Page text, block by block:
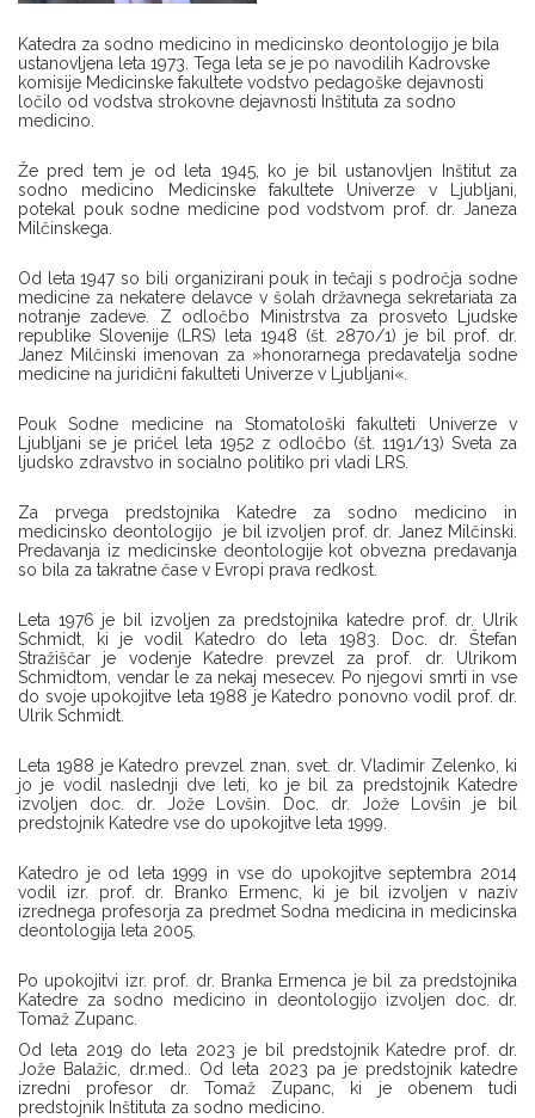
Katedra za sodno medicino in medicinsko deontologijo je bila
ustanovljena leta 1973. Tega leta se je po navodilih Kadrovske
komisije Medicinske fakultete vodstvo pedagoške dejavnosti
ločilo od vodstva strokovne dejavnosti Inštituta za sodno
medicino.
Že pred tem je od leta 1945, ko je bil ustanovljen Inštitut za
sodno medicino Medicinske fakultete Univerze v Ljubljani,
potekal pouk sodne medicine pod vodstvom prof. dr. Janeza
Milčinskega.
Od leta 1947 so bili organizirani pouk in tečaji s področja sodne
medicine za nekatere delavce v šolah državnega sekretariata za
notranje zadeve. Z odločbo Ministrstva za prosveto Ljudske
republike Slovenije (LRS) leta 1948 (št. 2870/1) je bil prof. dr.
Janez Milčinski imenovan za »honorarnega predavatelja sodne
medicine na juridični fakulteti Univerze v Ljubljani«.
Pouk Sodne medicine na Stomatološki fakulteti Univerze v
Ljubljani se je pričel leta 1952 z odločbo (št. 1191/13) Sveta za
ljudsko zdravstvo in socialno politiko pri vladi LRS.
Za prvega predstojnika Katedre za sodno medicino in
medicinsko deontologijo je bil izvoljen prof. dr. Janez Milčinski.
Predavanja iz medicinske deontologije kot obvezna predavanja
so bila za takratne čase v Evropi prava redkost.
Leta 1976 je bil izvoljen za predstojnika katedre prof. dr. Ulrik
Schmidt, ki je vodil Katedro do leta 1983. Doc. dr. Štefan
Stražiščar je vodenje Katedre prevzel za prof. dr. Ulrikom
Schmidtom, vendar le za nekaj mesecev. Po njegovi smrti in vse
do svoje upokojitve leta 1988 je Katedro ponovno vodil prof. dr.
Ulrik Schmidt.
Leta 1988 je Katedro prevzel znan. svet. dr. Vladimir Zelenko, ki
jo je vodil naslednji dve leti, ko je bil za predstojnik Katedre
izvoljen doc. dr. Jože Lovšin. Doc. dr. Jože Lovšin je bil
predstojnik Katedre vse do upokojitve leta 1999.
Katedro je od leta 1999 in vse do upokojitve septembra 2014
vodil izr. prof. dr. Branko Ermenc, ki je bil izvoljen v naziv
izrednega profesorja za predmet Sodna medicina in medicinska
deontologija leta 2005.
Po upokojitvi izr. prof. dr. Branka Ermenca je bil za predstojnika
Katedre za sodno medicino in deontologijo izvoljen doc. dr.
Tomaž Zupanc.
Od leta 2019 do leta 2023 je bil predstojnik Katedre prof. dr.
Jože Balažic, dr.med.. Od leta 2023 pa je predstojnik katedre
izredni profesor dr. Tomaž Zupanc, ki je obenem tudi
predstojnik Inštituta za sodno medicino.